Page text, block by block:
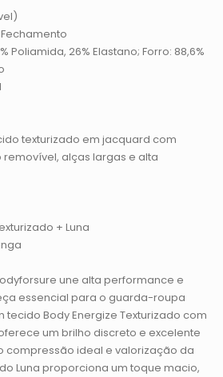
Poliamida, 26% Elastano; Forro: 88,6%
texturizado em jacquard com
alças largas e alta
+ Luna
une alta performance e
essencial para o guarda-roupa
tecido Body Energize Texturizado com
um brilho discreto e excelente
compressão ideal e valorização da
Luna proporciona um toque macio,